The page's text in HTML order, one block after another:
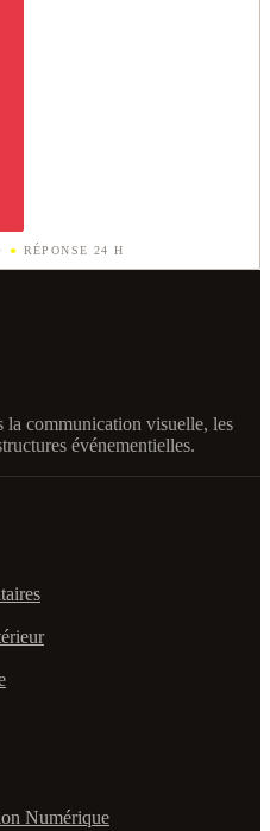
· ● RÉPONSE 24 H
la communication visuelle, les
événementielles.
Numérique